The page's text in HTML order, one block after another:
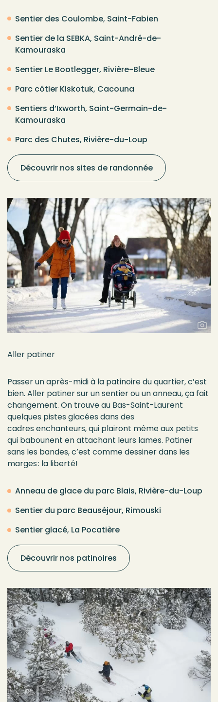
Sentier des Coulombe, Saint-Fabien
Sentier de la SEBKA, Saint-André-de-
Kamouraska
Sentier Le Bootlegger, Rivière-Bleue
Parc côtier Kiskotuk, Cacouna
Sentiers d’Ixworth, Saint-Germain-de-
Kamouraska
Parc des Chutes, Rivière-du-Loup
Découvrir nos sites de randonnée
Aller patiner
Passer un après-midi à la patinoire du quartier, c’est
bien. Aller patinersur un sentier ou un anneau, ça fait
changement. On trouve au Bas-Saint-Laurent
quelques pistes glacées dans des
cadres enchanteurs, qui plairont même aux petits
qui babounent enattachant leurs lames. Patiner
sans les bandes, c’est comme dessiner dans les
marges : la liberté!
Anneau de glace du parc Blais, Rivière-du-Loup
Sentier du parc Beauséjour, Rimouski
Sentier glacé, La Pocatière
Découvrir nos patinoires